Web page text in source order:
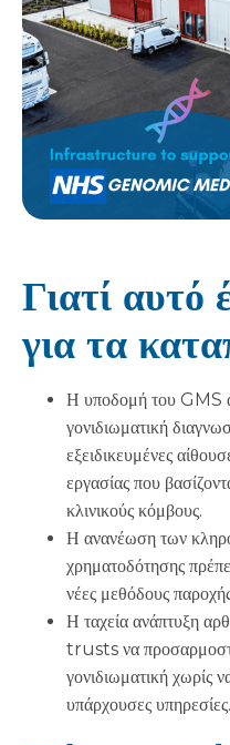
Γιατί αυτό
για τα
Η υποδομή του GMS
γονιδιωματική
εξειδικευμένες
εργασίας που
κλινικούς κόμβους.
Η ανανέωση των
χρηματοδότησης
νέες μεθόδους
Η ταχεία ανάπτυξη
trusts να
γονιδιωματική χωρίς
υπάρχουσες υπηρεσίες.